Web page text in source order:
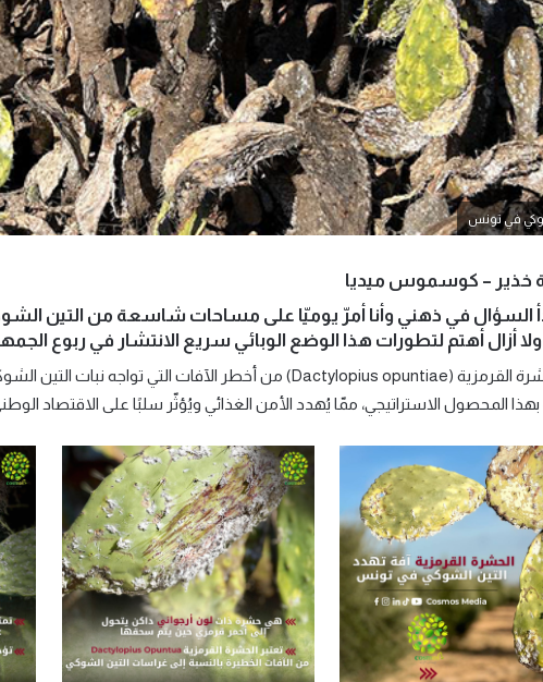
في تونس
خذير – كوسموس ميديا
السؤال في ذهني وأنا أمرّ يوميّا على مساحات شاسعة من التين
ولا أزال أهتم لتطورات هذا الوضع الوبائي سريع الانتشار في ربوع
المحصول الاستراتيجي، ممّا يُهدد الأمن الغذائي ويُؤثّر سلبًا على الاقتصاد